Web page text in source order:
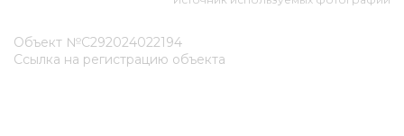
Объект №С292024022194
Ссылка на регистрацию объекта